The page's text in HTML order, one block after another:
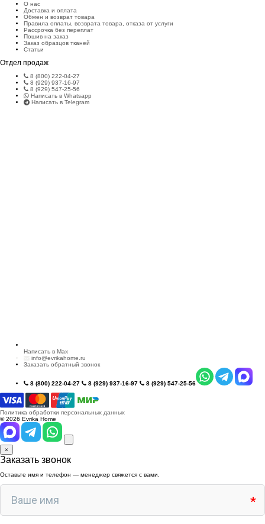
О нас
Доставка и оплата
Обмен и возврат товара
Правила оплаты, возврата товара, отказа от услуги
Рассрочка без переплат
Пошив на заказ
Заказ образцов тканей
Статьи
Отдел продаж
8 (800) 222-04-27
8 (929) 937-16-97
8 (929) 547-25-56
Написать в Whatsapp
Написать в Telegram
Написать в Max
info@evrikahome.ru
Заказать обратный звонок
8 (800) 222-04-27 8 (929) 937-16-97 8 (929) 547-25-56
Политика обработки персональных данных
© 2026 Evrika Home
×
Заказать звонок
Оставьте имя и телефон — менеджер свяжется с вами.